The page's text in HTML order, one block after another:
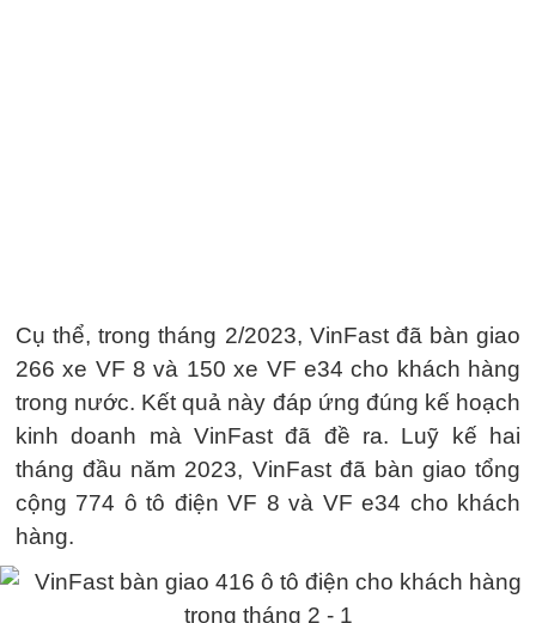
Cụ thể, trong tháng 2/2023, VinFast đã bàn giao
266 xe VF 8 và 150 xe VF e34 cho khách hàng
trong nước. Kết quả này đáp ứng đúng kế hoạch
kinh doanh mà VinFast đã đề ra. Luỹ kế hai
tháng đầu năm 2023, VinFast đã bàn giao tổng
cộng 774 ô tô điện VF 8 và VF e34 cho khách
hàng.